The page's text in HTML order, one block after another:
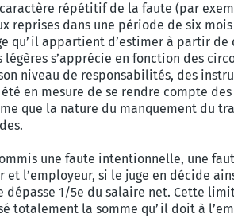
répétitif de la faute (par
reprises dans une période de six
qu’il appartient d’estimer à partir
s’apprécie en fonction des
niveau de responsabilités, des
en mesure de se rendre compte
que la nature du manquement du
une faute intentionnelle, une
l’employeur, si le juge en décide
dépasse 1/5e du salaire net. Cette
totalement la somme qu’il doit à